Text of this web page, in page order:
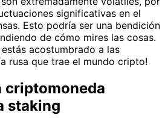
significativas en el
Esto podría ser una bendición
de cómo mires las cosas.
estás acostumbrado a las
rusa que trae el mundo cripto!
criptomoneda
staking